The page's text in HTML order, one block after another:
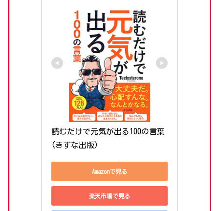
読むだけで元気が出る100の言葉
(きずな出版)
Amazonで見る
楽天市場で見る